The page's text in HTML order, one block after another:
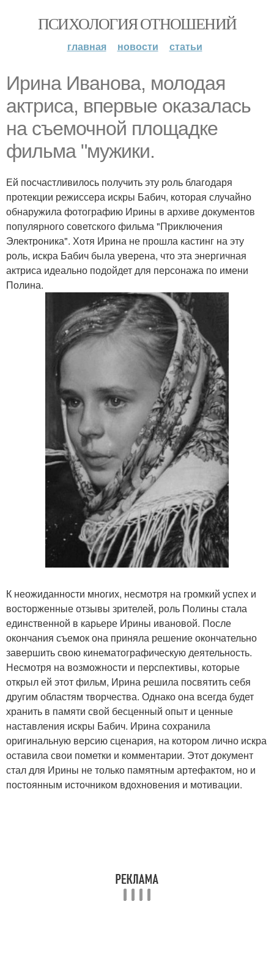
ПСИХОЛОГИЯ ОТНОШЕНИЙ
главная новости статьи
Ирина Иванова, молодая
актриса, впервые оказалась
на съемочной площадке
фильма "мужики.
Ей посчастливилось получить эту роль благодаря
протекции режиссера искры Бабич, которая случайно
обнаружила фотографию Ирины в архиве документов
популярного советского фильма "Приключения
Электроника". Хотя Ирина не прошла кастинг на эту
роль, искра Бабич была уверена, что эта энергичная
актриса идеально подойдет для персонажа по имени
Полина.
К неожиданности многих, несмотря на громкий успех и
восторженные отзывы зрителей, роль Полины стала
единственной в карьере Ирины ивановой. После
окончания съемок она приняла решение окончательно
завершить свою кинематографическую деятельность.
Несмотря на возможности и перспективы, которые
открыл ей этот фильм, Ирина решила посвятить себя
другим областям творчества. Однако она всегда будет
хранить в памяти свой бесценный опыт и ценные
наставления искры Бабич. Ирина сохранила
оригинальную версию сценария, на котором лично искра
оставила свои пометки и комментарии. Этот документ
стал для Ирины не только памятным артефактом, но и
постоянным источником вдохновения и мотивации.